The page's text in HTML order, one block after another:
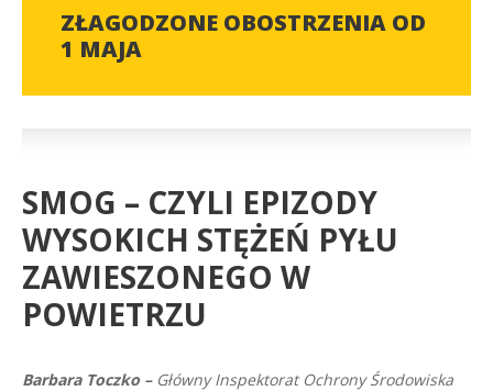
ZŁAGODZONE OBOSTRZENIA OD
1 MAJA
SMOG – CZYLI EPIZODY
WYSOKICH STĘŻEŃ PYŁU
ZAWIESZONEGO W
POWIETRZU
Barbara Toczko – Główny Inspektorat Ochrony Środowiska